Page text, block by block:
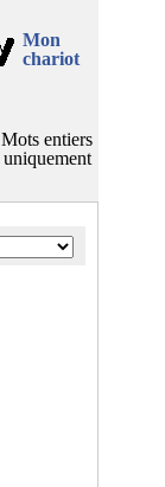
Mon
chariot
Mots entiers
uniquement